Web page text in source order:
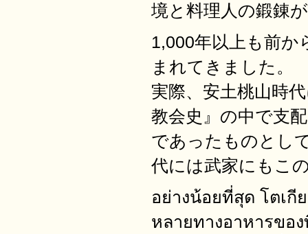
境と料理人の鍛錬
1,000年以上も前
まれてきました。
実際、安土桃山時
教会史』の中で支
であったものとし
代には武家にもこ
อย่างน้อยที่สุด โตเ
หลายทางอาหารขอ